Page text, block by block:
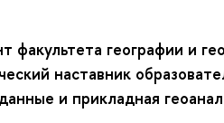
факультета географии и
наставник
и прикладная